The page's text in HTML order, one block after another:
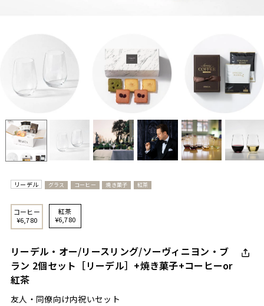
リーデル グラス コーヒー 焼き菓子 紅茶
コーヒー
¥6,780
紅茶
¥6,780
リーデル・オー/リースリング/ソーヴィニヨン・ブ
ラン 2個セット［リーデル］+焼き菓子+コーヒーor
紅茶
友人・同僚向け内祝いセット